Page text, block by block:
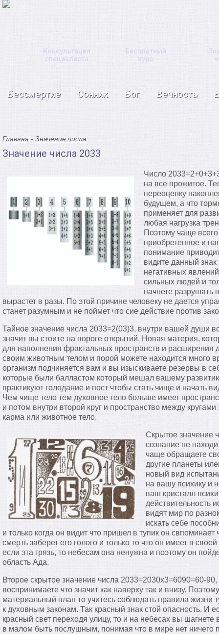
Консультация
специалиста
Бесплатный
курс
Бессмертие Сонник Бог Вечность
Главная Значение числа
Значение числа 2033
Число
на все прожитое.
переоценку
будущем, а что
применяет для
любая нагрузка
Поэтому чаще
приобретенное и
понимание
видите данный
негативных
сильных людей и
начнете разрушать
вырастет в разы. По этой причине человеку не дается
станет разумным и не поймет что сие действие против
Тайное значение числа 2033=2(03)3, внутри вашей души
значит вы стоите на пороге открытий. Новая материя,
для наполнения фрактальных пространств и расширения
своим животным телом и порой можете находится много
организм подчиняется вам и вы изыскиваете резервы в
которые были балластом который мешал вашему
практикуют голодание и пост чтобы стать чище и начать
Чем чище тело тем духовное тело больше имеет
и потом внутри второй круг и пространство между
карма или животное тело.
Скрытое значение
сознание не
чаще обращаете
другие планеты
новый вид
на вашу психику и
ваш кристалл
действительность
видят мир по
искать себе
и только когда он видит что пришел в тупик он
смерть заберет его голого и только то что он имеет в
если эта грязь, то небесам она ненужна и поэтому он
область Ада.
Второе скрытое значение числа 2033=2030х3=6090=60-90,
воспринимаете что значит как наверху так и внизу.
материальный план то учитесь соблюдать правила жизни
к духовным законам. Так красный знак стой опасность. И
красный свет переходя улицу, то и на небесах вы
в малом быть послушным, понимая что в мире нет ничего